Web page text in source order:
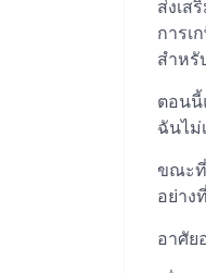
ส่งเส
การเ
สำห
ตอน
ฉันไม่
ขณะที่
อย่าง
อาศัย